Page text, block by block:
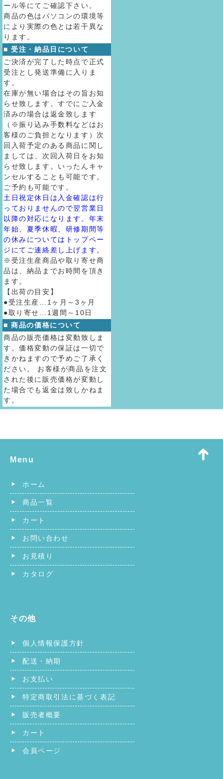
ール等にてご確認下さい。
商品の色はパソコンの環境等
により実際の色とは若干異な
ります。
■ 受注・納品日について
ご決済が完了した時点で正式
受注とし発送準備に入りま
す。
在庫が無い場合はその旨お知
らせ致します。すでにご入金
済みの場合は返金致します
（※振り込み手数料などはお
客様のご負担となります）次
回入荷予定のある商品に関し
ましては、次回入荷日をお知
らせ致します。いったんキャ
ンセルすることも可能です。
ご予約も可能です。
土日祝定休日は入金確認は行
っておりませんので翌営業日
以降の対応になります。年末
年始、夏季休暇、研修期間等
の休みについてはトップペー
ジにてご連絡差し上げます。
※受注生産商品や取り寄せ商
品は、納品までお時間を頂き
ます。
【出荷の目安】
●受注生産…1ヶ月～3ヶ月
●取り寄せ…1週間～10日
■ 商品の価格について
商品の販売価格は変動致しま
す。価格変動の保証は一切で
きかねますので予めご了承く
ださい。 お客様が商品を注文
された後に販売価格が変動し
た場合でも返金は致しかねま
す。
Menu
ホーム
商品一覧
カート
お問い合わせ
お見積り
カタログ
その他
個人情報保護方針
配送・納期
お支払い
特定商取引法に基づく表記
販売者概要
カート
会員ページ